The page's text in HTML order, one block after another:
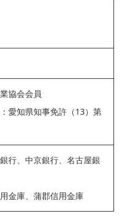
協会会員
愛知県知事免許（13）第
行、中京銀行、名古屋銀
金庫、蒲郡信用金庫